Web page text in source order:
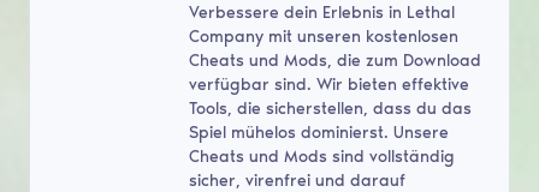
Verbessere dein Erlebnis in Lethal
Company mit unseren kostenlosen
Cheats und Mods, die zum Download
verfügbar sind. Wir bieten effektive
Tools, die sicherstellen, dass du das
Spiel mühelos dominierst. Unsere
Cheats und Mods sind vollständig
sicher, virenfrei und darauf